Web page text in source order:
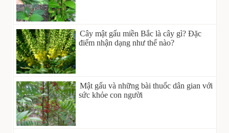
Cây mật gấu miền Bắc là cây gì? Đặc
điểm nhận dạng như thế nào?
Mật gấu và những bài thuốc dân gian với
sức khỏe con người